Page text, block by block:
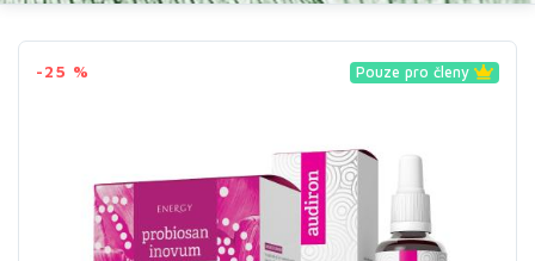
-25 % Pouze pro členy